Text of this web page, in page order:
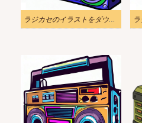
ラジカセのイラストをダウンロード